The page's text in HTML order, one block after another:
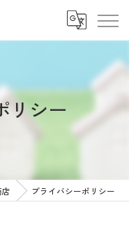
リシー
プライバシーポリシー